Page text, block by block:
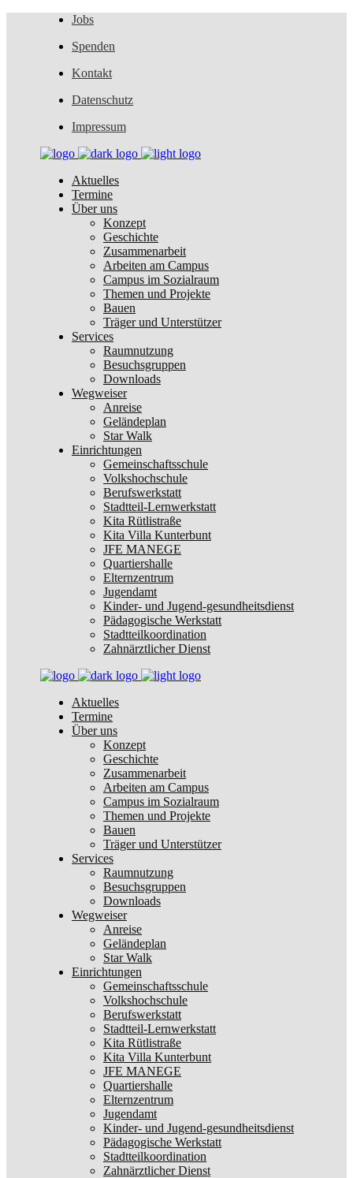
Jobs
Spenden
Kontakt
Datenschutz
Impressum
Aktuelles
Termine
Über uns
Konzept
Geschichte
Zusammenarbeit
Arbeiten am Campus
Campus im Sozialraum
Themen und Projekte
Bauen
Träger und Unterstützer
Services
Raumnutzung
Besuchsgruppen
Downloads
Wegweiser
Anreise
Geländeplan
Star Walk
Einrichtungen
Gemeinschaftsschule
Volkshochschule
Berufswerkstatt
Stadtteil-Lernwerkstatt
Kita Rütlistraße
Kita Villa Kunterbunt
JFE MANEGE
Quartiershalle
Elternzentrum
Jugendamt
Kinder- und Jugend-gesundheitsdienst
Pädagogische Werkstatt
Stadtteilkoordination
Zahnärztlicher Dienst
Aktuelles
Termine
Über uns
Konzept
Geschichte
Zusammenarbeit
Arbeiten am Campus
Campus im Sozialraum
Themen und Projekte
Bauen
Träger und Unterstützer
Services
Raumnutzung
Besuchsgruppen
Downloads
Wegweiser
Anreise
Geländeplan
Star Walk
Einrichtungen
Gemeinschaftsschule
Volkshochschule
Berufswerkstatt
Stadtteil-Lernwerkstatt
Kita Rütlistraße
Kita Villa Kunterbunt
JFE MANEGE
Quartiershalle
Elternzentrum
Jugendamt
Kinder- und Jugend-gesundheitsdienst
Pädagogische Werkstatt
Stadtteilkoordination
Zahnärztlicher Dienst